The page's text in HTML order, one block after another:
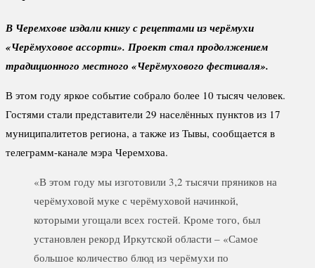
В Черемхове издали книгу с рецептами из черёмухи
«Черёмуховое ассорти». Проект стал продолжением
традиционного местного «Черёмухового фестиваля».
В этом году яркое событие собрало более 10 тысяч человек.
Гостями стали представители 29 населённых пунктов из 17
муниципалитетов региона, а также из Тывы, сообщается в
телеграмм-канале мэра Черемхова.
«В этом году мы изготовили 3,2 тысячи пряников на
черёмуховой муке с черёмуховой начинкой,
которыми угощали всех гостей. Кроме того, был
установлен рекорд Иркутской области – «Самое
большое количество блюд из черёмухи по